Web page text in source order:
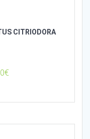
CITRIODORA
€